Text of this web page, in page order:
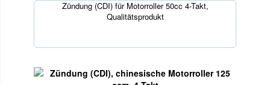
Zündung (CDI) für Motorroller 50cc 4-Takt,
Qualitätsprodukt